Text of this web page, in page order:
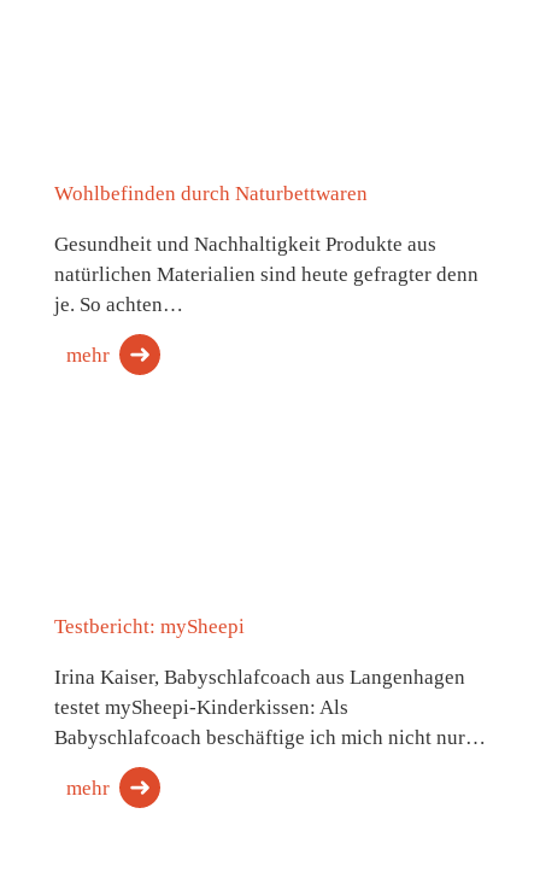
Wohlbefinden durch Naturbettwaren
Gesundheit und Nachhaltigkeit Produkte aus
natürlichen Materialien sind heute gefragter denn
je. So achten…
mehr
Testbericht: mySheepi
Irina Kaiser, Babyschlafcoach aus Langenhagen
testet mySheepi-Kinderkissen: Als
Babyschlafcoach beschäftige ich mich nicht nur…
mehr